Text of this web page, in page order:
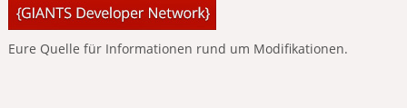
Eure Quelle für Informationen rund um Modifikationen.